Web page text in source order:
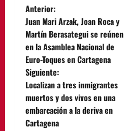
N
a
v
e
g
a
Anterior:
Juan Mari Arzak, Joan Roca y
Martín Berasategui se reúnen
en la Asamblea Nacional de
Euro-Toques en Cartagena
Siguiente:
Localizan a tres inmigrantes
muertos y dos vivos en una
embarcación a la deriva en
Cartagena